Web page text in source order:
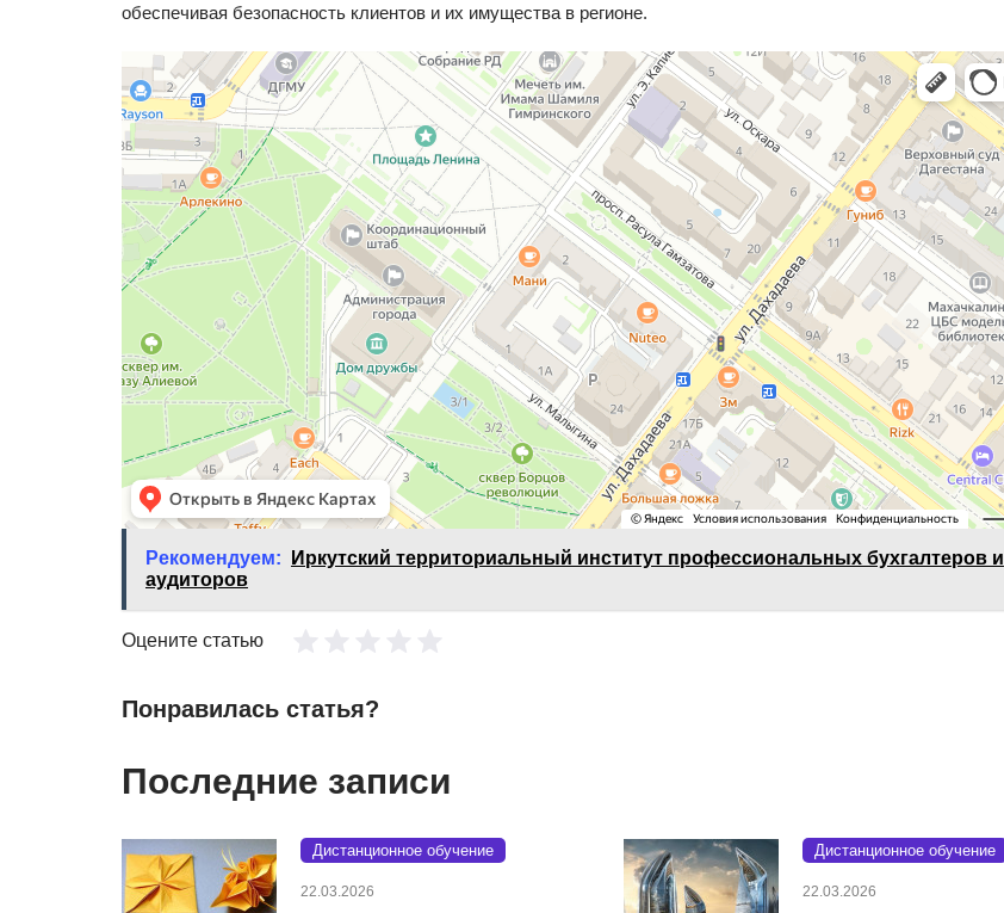
обеспечивая безопасность клиентов и их имущества в регионе.
Рекомендуем:
Иркутский территориальный институт профессиональных бухгалтеров и
аудиторов
Оцените статью
Понравилась статья?
Последние записи
Дистанционное обучение
22.03.2026
Дистанционное обучение
22.03.2026